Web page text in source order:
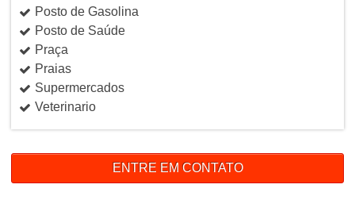
Posto de Gasolina
Posto de Saúde
Praça
Praias
Supermercados
Veterinario
ENTRE EM CONTATO